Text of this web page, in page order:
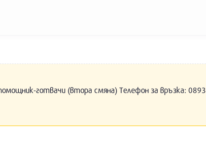
готвачи (втора смяна) Телефон за връзка: 0893